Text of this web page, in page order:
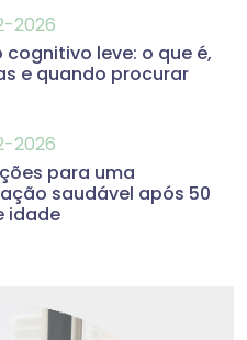
2026
cognitivo leve: o que é,
e quando procurar
2026
para uma
saudável após 50
idade